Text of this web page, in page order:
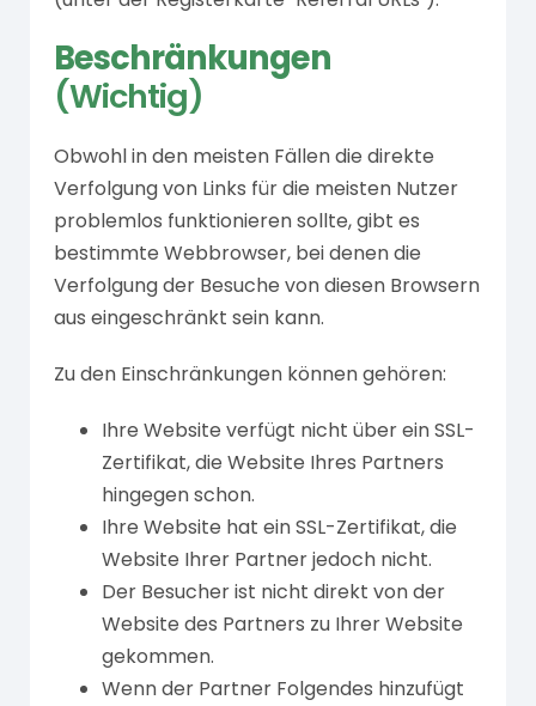
Beschränkungen
(Wichtig)
Obwohl in den meisten Fällen die direkte
Verfolgung von Links für die meisten Nutzer
problemlos funktionieren sollte, gibt es
bestimmte Webbrowser, bei denen die
Verfolgung der Besuche von diesen Browsern
aus eingeschränkt sein kann.
Zu den Einschränkungen können gehören:
Ihre Website verfügt nicht über ein SSL-
Zertifikat, die Website Ihres Partners
hingegen schon.
Ihre Website hat ein SSL-Zertifikat, die
Website Ihrer Partner jedoch nicht.
Der Besucher ist nicht direkt von der
Website des Partners zu Ihrer Website
gekommen.
Wenn der Partner Folgendes hinzufügt